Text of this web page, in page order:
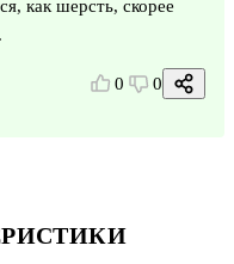
как шерсть, скорее
0 0